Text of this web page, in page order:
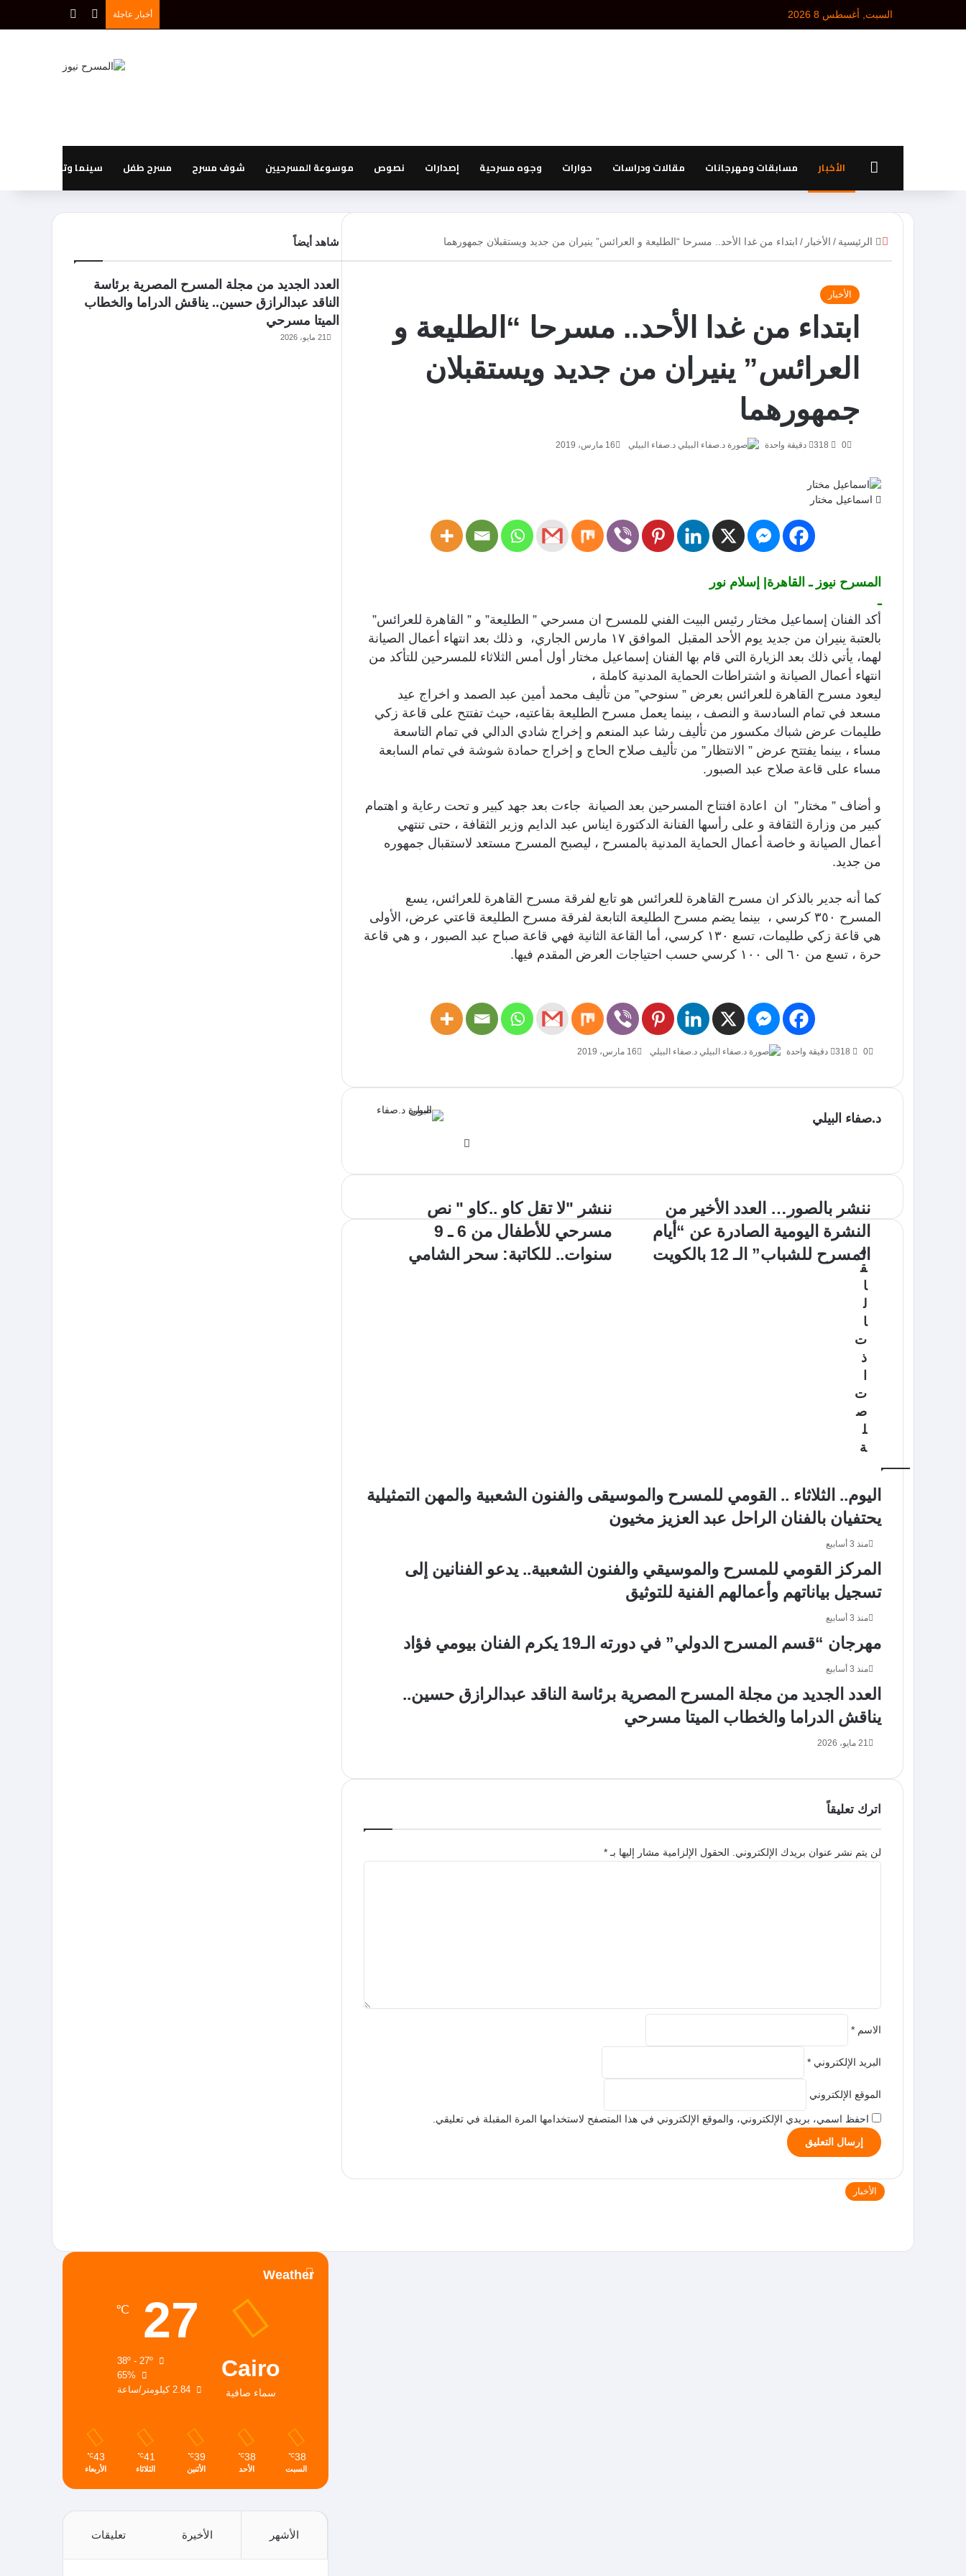
السبت, أغسطس 8 2026 أخبار عاجلة إضافة عمود جانبي
الرئيسيةالأخبار مسابقات ومهرجانات مقالات ودراسات حوارات وجوه مسرحية إصدارات نصوص موسوعة المسرحيين شوف مسرح مسرح طفل سينما وتليفزيون
الرئيسية / الأخبار / ابتداء من غدا الأحد.. مسرحا “الطليعة و العرائس” ينيران من جديد ويستقبلان جمهورهما
الأخبار
ابتداء من غدا الأحد.. مسرحا “الطليعة و
العرائس” ينيران من جديد ويستقبلان
جمهورهما
د.صفاء البيلي 16 مارس، 2019 0 دقيقة واحدة
اسماعيل مختار
المسرح نيوز ـ القاهرة| إسلام نور
ـ
أكد الفنان إسماعيل مختار رئيس البيت الفني للمسرح ان مسرحي ” الطليعة” و ” القاهرة للعرائس”
بالعتبة ينيران من جديد يوم الأحد المقبل الموافق ١٧ مارس الجاري، و ذلك بعد انتهاء أعمال الصيانة
لهما، يأتي ذلك بعد الزيارة التي قام بها الفنان إسماعيل مختار أول أمس الثلاثاء للمسرحين للتأكد من
انتهاء أعمال الصيانة و اشتراطات الحماية المدنية كاملة ،
ليعود مسرح القاهرة للعرائس بعرض ” سنوحي” من تأليف محمد أمين عبد الصمد و اخراج عيد
مسعد في تمام السادسة و النصف ، بينما يعمل مسرح الطليعة بقاعتيه، حيث تفتتح على قاعة زكي
طليمات عرض شباك مكسور من تأليف رشا عبد المنعم و إخراج شادي الدالي في تمام التاسعة
مساء ، بينما يفتتح عرض ” الانتظار” من تأليف صلاح الحاج و إخراج حمادة شوشة في تمام السابعة
مساء على قاعة صلاح عبد الصبور.
و أضاف ” مختار” ان اعادة افتتاح المسرحين بعد الصيانة جاءت بعد جهد كبير و تحت رعاية و اهتمام
كبير من وزارة الثقافة و على رأسها الفنانة الدكتورة ايناس عبد الدايم وزير الثقافة ، حتى تنتهي
أعمال الصيانة و خاصة أعمال الحماية المدنية بالمسرح ، ليصبح المسرح مستعد لاستقبال جمهوره
من جديد.
كما أنه جدير بالذكر ان مسرح القاهرة للعرائس هو تابع لفرقة مسرح القاهرة للعرائس، يسع
المسرح ٣٥٠ كرسي ، بينما يضم مسرح الطليعة التابعة لفرقة مسرح الطليعة قاعتي عرض، الأولى
هي قاعة زكي طليمات، تسع ١٣٠ كرسي، أما القاعة الثانية فهي قاعة صباح عبد الصبور ، و هي قاعة
حرة ، تسع من ٦٠ الى ١٠٠ كرسي حسب احتياجات العرض المقدم فيها.
د.صفاء البيلي 16 مارس، 2019 0 دقيقة واحدة
د.صفاء البيلي
الوي
ننشر "لا تقل كاو ..كاو " نص
مسرحي للأطفال من 6 ـ 9
سنوات.. للكاتبة: سحر الشامي
ننشر بالصور… العدد الأخير من
النشرة اليومية الصادرة عن “أيام
المسرح للشباب” الـ 12 بالكويت
م
ق
ا
ل
ا
ت
ذ
ت
ص
ل
ة
اليوم.. الثلاثاء .. القومي للمسرح والموسيقى والفنون الشعبية والمهن التمثيلية
يحتفيان بالفنان الراحل عبد العزيز مخيون
منذ 3 أسابيع
المركز القومي للمسرح والموسيقي والفنون الشعبية.. يدعو الفنانين إلى
تسجيل بياناتهم وأعمالهم الفنية للتوثيق
منذ 3 أسابيع
مهرجان “قسم المسرح الدولي” في دورته الـ19 يكرم الفنان بيومي فؤاد
منذ 3 أسابيع
العدد الجديد من مجلة المسرح المصرية برئاسة الناقد عبدالرازق حسين..
يناقش الدراما والخطاب الميتا مسرحي
21 مايو، 2026
اترك تعليقاً
لن يتم نشر عنوان بريدك الإلكتروني. الحقول الإلزامية مشار إليها بـ *
الاسم *
البريد الإلكتروني *
الموقع الإلكتروني
احفظ اسمي، بريدي الإلكتروني، والموقع الإلكتروني في هذا المتصفح لاستخدامها المرة المقبلة في تعليقي.
شاهد أيضاً
إ
الأخبار
العدد الجديد من مجلة المسرح المصرية برئاسة
الناقد عبدالرازق حسين.. يناقش الدراما والخطاب
الميتا مسرحي
21 مايو، 2026
Weather
Cairo
سماء صافية
27
℃
65%
2.84 كيلومتر/ساعة
38
℃
السبت
38
℃
الأحد
39
℃
الأثنين
41
℃
الثلاثاء
43
℃
الأربعاء
الأشهر الأخيرة تعليقات